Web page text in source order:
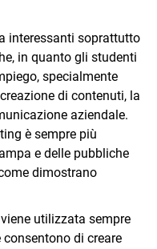
interessanti soprattutto
in quanto gli studenti
specialmente
di contenuti, la
aziendale.
è sempre più
e delle pubbliche
dimostrano
utilizzata sempre
di creare